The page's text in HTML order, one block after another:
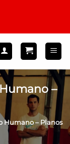
–
Humano – Planos